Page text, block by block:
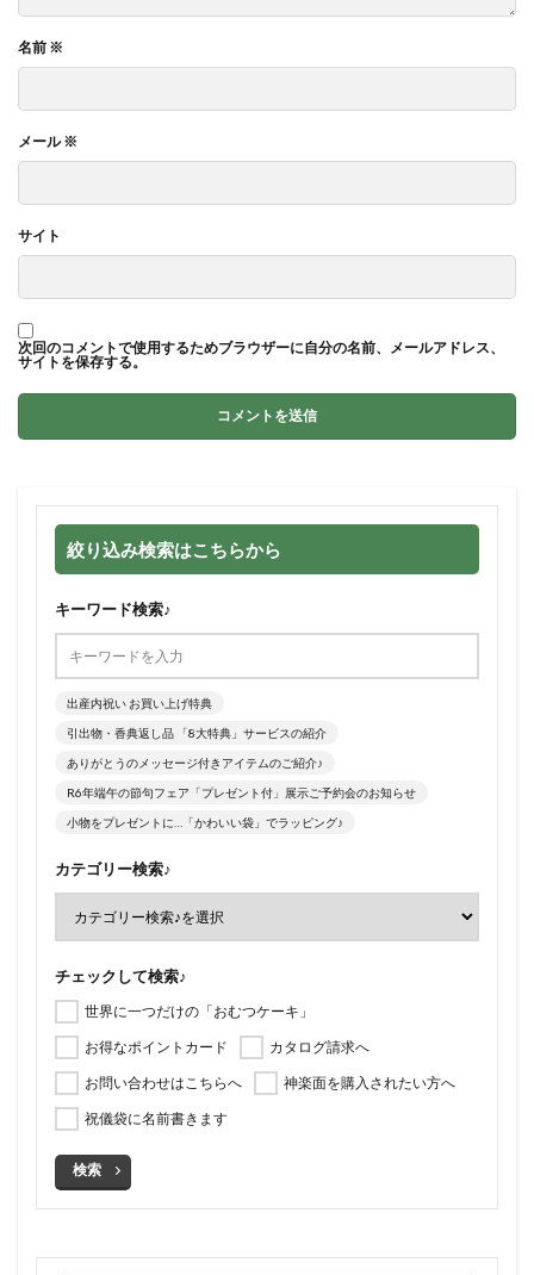
名前 ※
メール※
サイト
次回のコメントで使用するためブラウザーに自分の名前、メールアドレス、
サイトを保存する。
絞り込み検索はこちらから
キーワード検索♪
出産内祝い お買い上げ特典
引出物・香典返し品 「8大特典」サービスの紹介
ありがとうのメッセージ付きアイテムのご紹介♪
R6年端午の節句フェア「プレゼント付」展示ご予約会のお知らせ
小物をプレゼントに…「かわいい袋」でラッピング♪
カテゴリー検索♪
チェックして検索♪
世界に一つだけの「おむつケーキ」
お得なポイントカード
カタログ請求へ
お問い合わせはこちらへ
神楽面を購入されたい方へ
祝儀袋に名前書きます
検索